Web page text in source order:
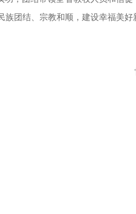
团结、宗教和顺，建设幸福美好